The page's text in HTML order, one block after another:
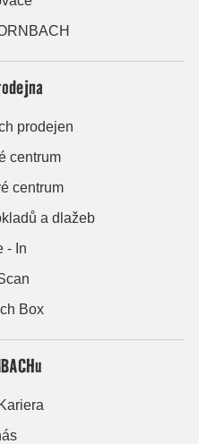
prodejen
centrum
centrum
a dlažeb
- In
Box